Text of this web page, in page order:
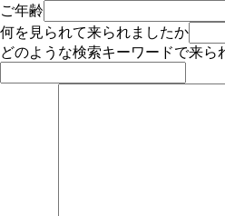
ご年齢
何を見られて来られましたか
どのような検索キーワードで来ら